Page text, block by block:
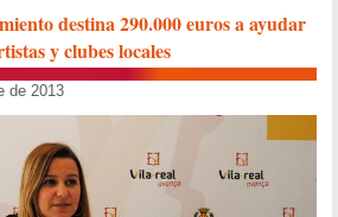
destina 290.000 euros a ayudar
y clubes locales
de 2013